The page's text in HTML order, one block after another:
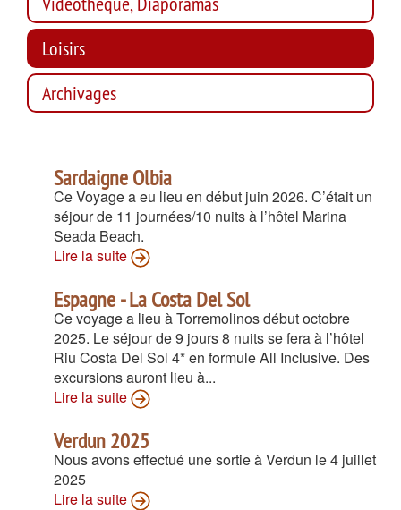
Loisirs
Archivages
Sardaigne Olbia
Ce Voyage a eu lieu en début juin 2026. C’était un
séjour de 11 journées/10 nuits à l’hôtel Marina
Seada Beach.
Lire la suite
Espagne - La Costa Del Sol
Ce voyage a lieu à Torremolinos début octobre
2025. Le séjour de 9 jours 8 nuits se fera à l’hôtel
Riu Costa Del Sol 4* en formule All Inclusive. Des
excursions auront lieu à...
Lire la suite
Verdun 2025
Nous avons effectué une sortie à Verdun le 4 juillet
2025
Lire la suite